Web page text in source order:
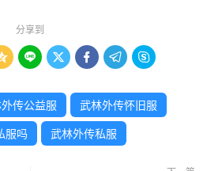
分享到
    
传公益服 武林外传怀旧服
服吗 武林外传私服